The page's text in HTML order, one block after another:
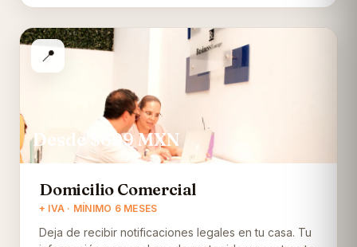
📍
Desde $699MXN
Domicilio Comercial
+ IVA · MÍNIMO 6 MESES
Deja de recibir notificaciones legales en tu casa. Tu